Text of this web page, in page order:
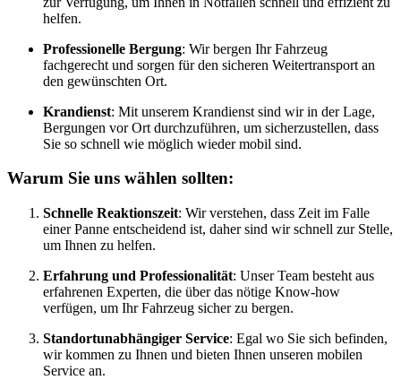
helfen.
Professionelle Bergung: Wir bergen Ihr Fahrzeug
fachgerecht und sorgen für den sicheren Weitertransport an
den gewünschten Ort.
Krandienst: Mit unserem Krandienst sind wir in der Lage,
Bergungen vor Ort durchzuführen, um sicherzustellen, dass
Sie so schnell wie möglich wieder mobil sind.
Warum Sie uns wählen sollten:
Schnelle Reaktionszeit: Wir verstehen, dass Zeit im Falle
einer Panne entscheidend ist, daher sind wir schnell zur Stelle,
um Ihnen zu helfen.
Erfahrung und Professionalität: Unser Team besteht aus
erfahrenen Experten, die über das nötige Know-how
verfügen, um Ihr Fahrzeug sicher zu bergen.
Standortunabhängiger Service: Egal wo Sie sich befinden,
wir kommen zu Ihnen und bieten Ihnen unseren mobilen
Service an.